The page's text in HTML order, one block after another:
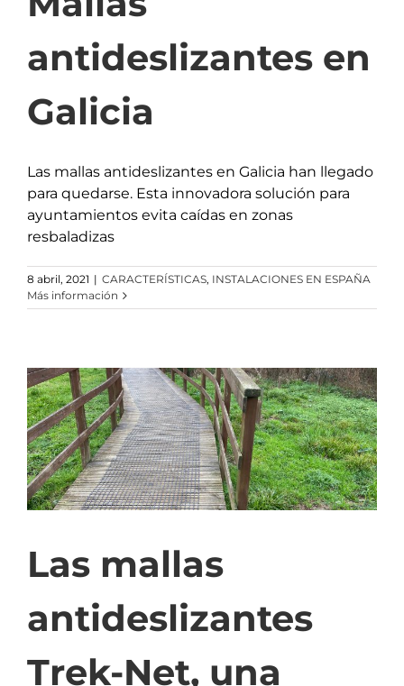
antideslizantes en
Galicia
Las mallas antideslizantes en Galicia han llegado
para quedarse. Esta innovadora solución para
ayuntamientos evita caídas en zonas
resbaladizas
8 abril, 2021 | CARACTERÍSTICAS, INSTALACIONES EN ESPAÑA
Más información
Las mallas
antideslizantes
Trek-Net, una